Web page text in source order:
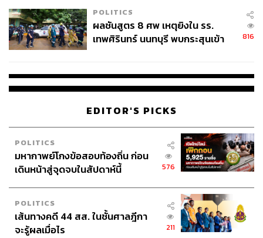
POLITICS
ผลชันสูตร 8 ศพ เหตุยิงใน รร.
เทพศิรินทร์ นนทบุรี พบกระสุนเข้า
816
EDITOR'S PICKS
POLITICS
มหากาพย์โกงข้อสอบท้องถิ่น ก่อน
เดินหน้าสู่จุดจบในสัปดาห์นี้
576
POLITICS
เส้นทางคดี 44 สส. ในชั้นศาลฎีกา
จะรู้ผลเมื่อไร
211